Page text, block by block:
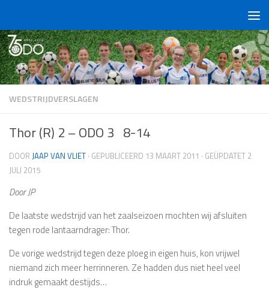
WEDSTRIJDVERSLAGEN
Thor (R) 2 – ODO 3 8-14
DOOR JAAP VAN VLIET · GEPUBLICEERD 13 MAART 2011 · GEÜPDATET 2
JULI 2015
Door JP
De laatste wedstrijd van het zaalseizoen mochten wij afsluiten
tegen rode lantaarndrager: Thor.
De vorige wedstrijd tegen deze ploeg in eigen huis, kon vrijwel
niemand zich meer herrinneren. Ze hadden dus niet heel veel
indruk gemaakt destijds…